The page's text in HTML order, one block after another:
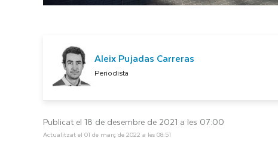
Aleix Pujadas Carreras
Periodista
Publicat el 18 de desembre de 2021 a les 07:00
Actualitzat el 01 de març de 2022 a les 08:51